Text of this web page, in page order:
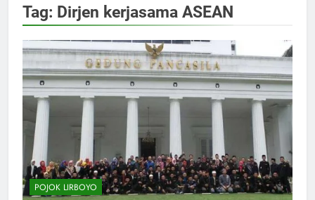
Tag: Dirjen kerjasama ASEAN
POJOK LIRBOYO